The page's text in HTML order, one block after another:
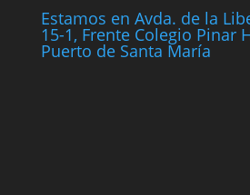
Estamos en Avda. de la
15-1, Frente Colegio Pinar
Puerto de Santa María